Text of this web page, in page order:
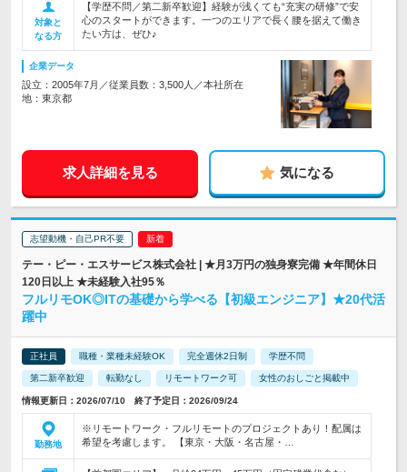
対象と
なる方
【学歴不問／第二新卒歓迎】経験が浅くても“充実の研修”で安
心のスタートができます。一つのエリアで長く腰を据えて働き
たい方は、ぜひ♪
企業データ
設立：2005年7月／従業員数：3,500人／本社所在
地：東京都
求人詳細を見る 気になる
志望動機・自己PR不要
テー・ピー・エスサービス株式会社 | ★月3万円の独身寮完備 ★年間休日
120日以上 ★未経験入社95％
フルリモOK◎ITの基礎から学べる【初級エンジニア】★20代活
躍中
正社員 職種・業種未経験OK 完全週休2日制 学歴不問
第二新卒歓迎 転勤なし リモートワーク可 女性のおしごと掲載中
情報更新日：2026/07/10 終了予定日：2026/09/24
勤務地
※リモートワーク・フルリモートのプロジェクトあり！配属は
希望を考慮します。 【東京・大阪・名古屋・…